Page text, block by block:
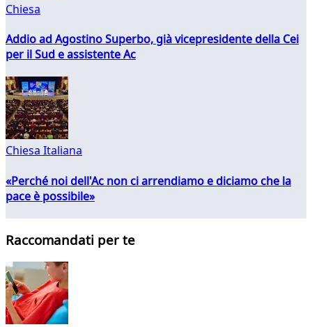
Chiesa
Addio ad Agostino Superbo, già vicepresidente della Cei
per il Sud e assistente Ac
Chiesa Italiana
«Perché noi dell'Ac non ci arrendiamo e diciamo che la
pace è possibile»
Raccomandati per te